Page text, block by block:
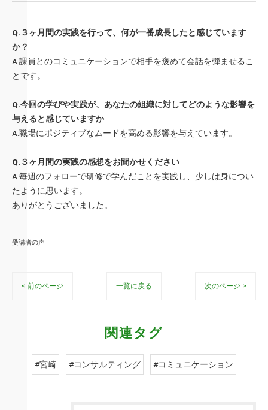
Q.３ヶ月間の実践を行って、何が一番成長したと感じています
か？
A.課員とのコミュニケーションで相手を褒めて会話を弾ませるこ
とです。
Q.今回の学びや実践が、あなたの組織に対してどのような影響を
与えると感じていますか
A.職場にポジティブなムードを高める影響を与えています。
Q.３ヶ月間の実践の感想をお聞かせください
A.毎週のフォローで研修で学んだことを実践し、少しは身につい
たよ うに思います。
ありがとうございました。
受講者の声
< 前のページ 一覧に戻る 次のページ >
関連タグ
#宮崎 #コンサルティング #コミュニケーション